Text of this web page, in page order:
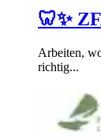
🦷✨
Arbeiten,
richtig...